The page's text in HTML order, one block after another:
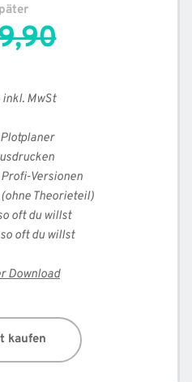
MwSt
Profi-Versionen
Theorieteil)
oft du willst
oft du willst
Download
kaufen